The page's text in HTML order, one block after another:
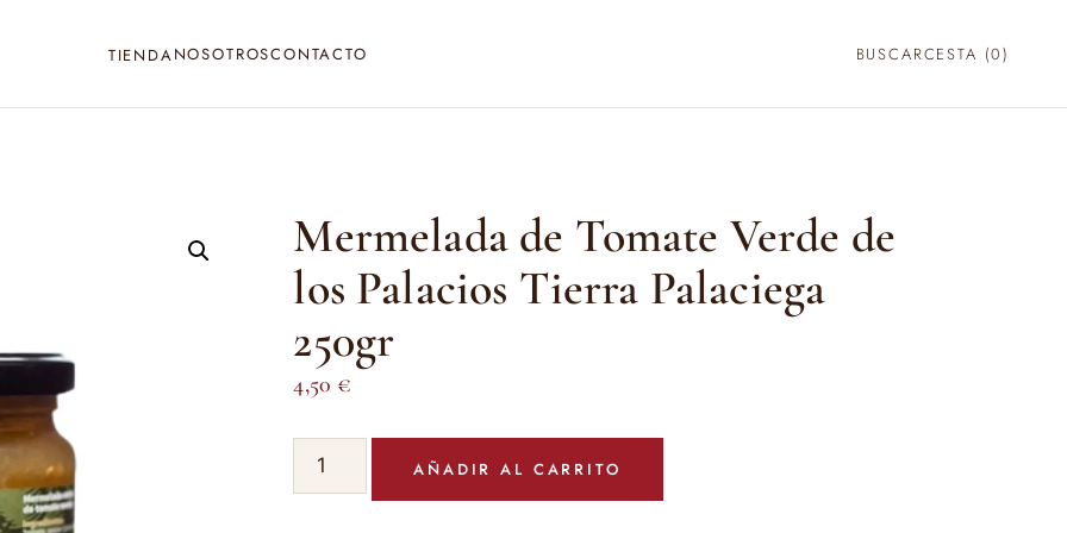
TIENDANOSOTROSCONTACTO BUSCARCESTA (0)
Mermelada de Tomate Verde de
los Palacios Tierra Palaciega
250gr
4,50 €
Mermelada
AÑADIR AL CARRITO